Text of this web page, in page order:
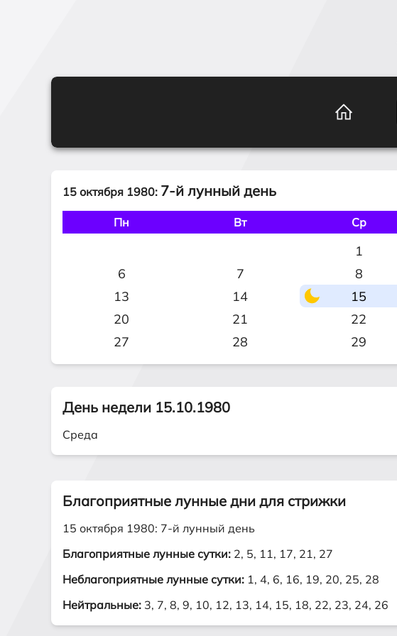
15 октября 1980: 7-й лунный день
Пн Вт Ср
1
6
7 8
13
14 15
20
21 22
27
28 29
День недели 15.10.1980
Среда
Благоприятные лунные дни для стрижки
15 октября 1980: 7-й лунный день
Благоприятные лунные сутки: 2, 5, 11, 17, 21, 27
Неблагоприятные лунные сутки: 1, 4, 6, 16, 19, 20, 25, 28
Нейтральные: 3, 7, 8, 9, 10, 12, 13, 14, 15, 18, 22, 23, 24, 26